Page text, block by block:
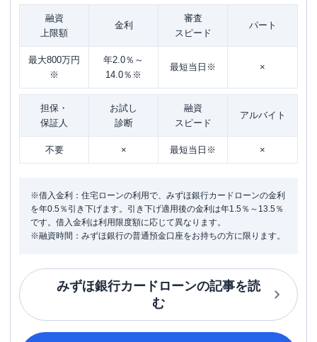
融資
上限額
金利
審査
スピード
パート
最大800万円
※
年2.0％～
14.0％※
最短当日※ ×
担保・
保証人
お試し
診断
融資
スピード
アルバイト
不要 × 最短当日※ ×
※借入金利：住宅ローンの利用で、みずほ銀行カードローンの金利
を年0.5％引き下げます。引き下げ適用後の金利は年1.5％～13.5％
です。借入金利は利用限度額に応じて異なります。
※融資時間：みずほ銀行の普通預金口座をお持ちの方に限ります。
みずほ銀行カードローンの記事を読
む